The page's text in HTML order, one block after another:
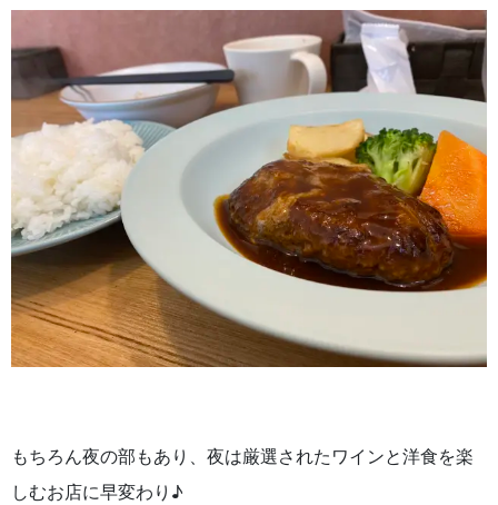
もちろん夜の部もあり、夜は厳選されたワインと洋食を楽
しむお店に早変わり♪